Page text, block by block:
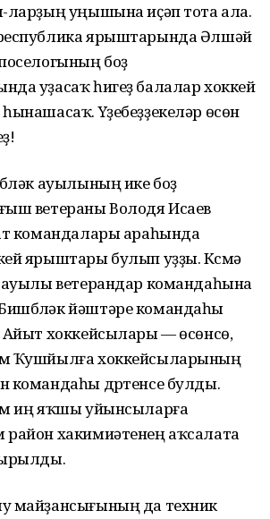
ларҙың уңышына иҫәп тота ала.
ярыштарында Әлшәй
боҙ
уҙасаҡ һигеҙ балалар хоккей
Yҙебеҙҙекеләр өсөн
ауылының ике боҙ
ветераны Володя Исаев
командалары араһында
ярыштары булып уҙҙы. Күсмә
ауылы ветерандар командаһына
йәштәре командаһы
хоккейсылары — өсөнсө,
Ҡушйылға хоккейсыларының
командаһы дүртенсе булды.
иң яҡшы уйынсыларға
хакимиәтенең аҡсалата
майҙансығының да техник